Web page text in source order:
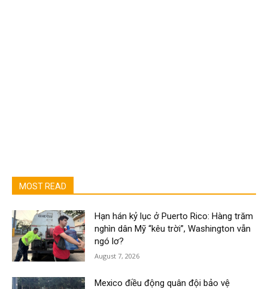
MOST READ
Hạn hán kỷ lục ở Puerto Rico: Hàng trăm
nghìn dân Mỹ “kêu trời”, Washington vẫn
ngó lơ?
August 7, 2026
Mexico điều động quân đội bảo vệ